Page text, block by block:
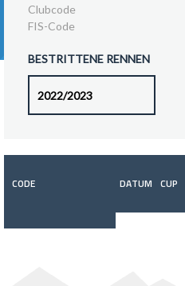
Clubcode
FIS-Code
BESTRITTENE RENNEN
CODE DATUM CUP